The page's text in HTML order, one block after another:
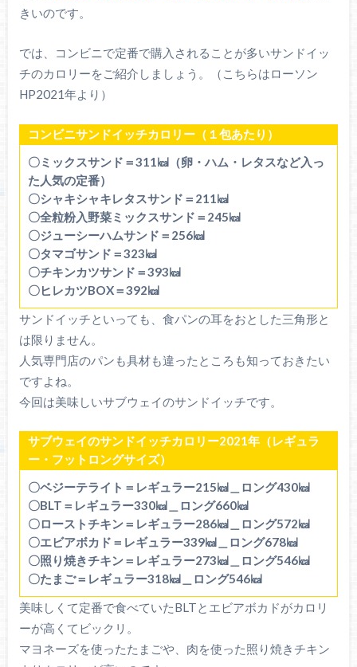
きいのです。
では、コンビニで定番で購入されることが多いサンドイッ
チのカロリーをご紹介しましょう。（こちらはローソン
HP2021年より）
コンビニサンドイッチカロリー（１包あたり）
〇ミックスサンド＝311㎉（卵・ハム・レタスなど入っ
た人気の定番）
〇シャキシャキレタスサンド＝211㎉
〇全粒粉入野菜ミックスサンド＝245㎉
〇ジューシーハムサンド＝256㎉
〇タマゴサンド＝323㎉
〇チキンカツサンド＝393㎉
〇ヒレカツBOX＝392㎉
サンドイッチといっても、食パンの耳をおとした三角形と
は限りません。
人気専門店のパンも具材も違ったところも知っておきたい
ですよね。
今回は美味しいサブウェイのサンドイッチです。
サブウェイのサンドイッチカロリー2021年（レギュラ
ー・フットロングサイズ）
〇ベジーテライト＝レギュラー215㎉＿ロング430㎉
〇BLT＝レギュラー330㎉＿ロング660㎉
〇ローストチキン＝レギュラー286㎉＿ロング572㎉
〇エビアボカド＝レギュラー339㎉＿ロング678㎉
〇照り焼きチキン＝レギュラー273㎉＿ロング546㎉
〇たまご＝レギュラー318㎉＿ロング546㎉
美味しくて定番で食べていたBLTとエビアボカドがカロリ
ーが高くてビックリ。
マヨネーズを使ったたまごや、肉を使った照り焼きチキン